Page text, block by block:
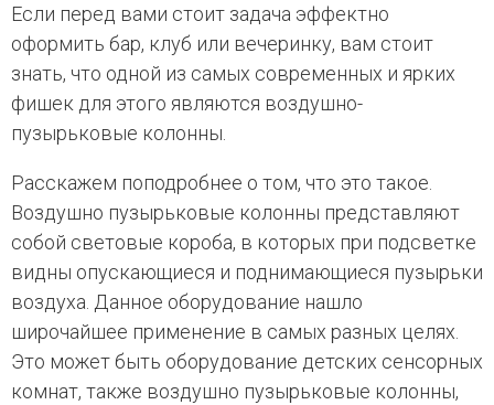
Если перед вами стоит задача эффектно
оформить бар, клуб или вечеринку, вам стоит
знать, что одной из самых современных и ярких
фишек для этого являются воздушно-
пузырьковые колонны.
Расскажем поподробнее о том, что это такое.
Воздушно пузырьковые колонны представляют
собой световые короба, в которых при подсветке
видны опускающиеся и поднимающиеся пузырьки
воздуха. Данное оборудование нашло
широчайшее применение в самых разных целях.
Это может быть оборудование детских сенсорных
комнат, также воздушно пузырьковые колонны,